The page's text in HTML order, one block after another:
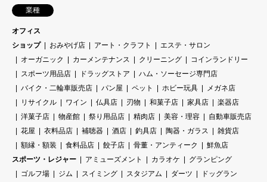
業種
オフィス
ショップ
おみやげ店 アート・クラフト
エステ・サロン
オーガニック
カーメンテナンス クリーニング
コインランドリー
スポーツ用品店
ドラッグストア
ハム・ソーセージ専門店
バイク・二輪車販売店
パン屋 ペット ホビー玩具
メガネ店
リサイクル
ワイン 仏具店 刃物 和菓子店 家具店
楽器店
洋菓子店
物産館 祭り用品店 精肉店 美容・理容
自動車販売店
花屋
衣料品店 補聴器 酒店 釣具店 陶器・ガラス
雑貨店
額縁・額装
食料品店 餃子店 骨董・アンティーク
鮮魚店
スポーツ・レジャー
アミューズメント カラオケ
グランピング
ゴルフ場
ジム スイミング スタジアム ダーツ
ドッグラン